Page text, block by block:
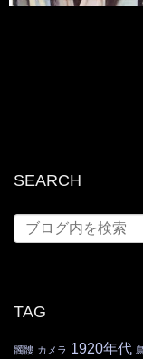
SEARCH
TAG
髑髏 カメラ 1920年代